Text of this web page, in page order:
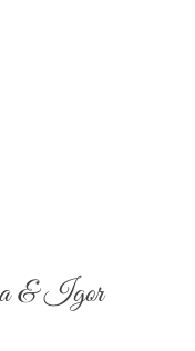
& Igor